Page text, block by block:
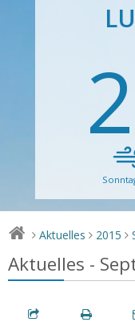
> Aktuelles > 2015 >
Aktuelles -